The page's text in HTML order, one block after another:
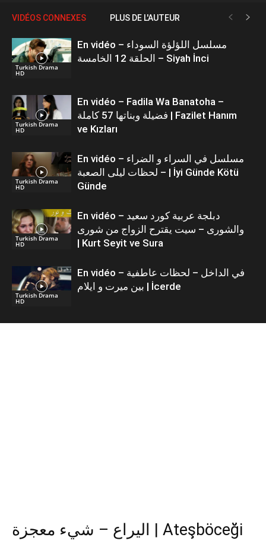
VIDÉOS CONNEXES PLUS DE L'AUTEUR
Turkish Drama
HD
En vidéo – مسلسل اللؤلؤة السوداء
الحلقة 12 الخامسة – Siyah İnci
Turkish Drama
HD
En vidéo – Fadila Wa Banatoha –
فضيلة وبناتها 57 كاملة | Fazilet Hanım
ve Kızları
Turkish Drama
HD
En vidéo – مسلسل في السراء و الضراء
– لحظات ليلى الصعبة | İyi Günde Kötü
Günde
Turkish Drama
HD
En vidéo – دبلجة عربية كورد سعيد
والشورى – سيت يقترح الزواج من شورى
| Kurt Seyit ve Sura
Turkish Drama
HD
En vidéo – في الداخل – لحظات عاطفية
بين ميرت و ايلام | İcerde
اليراع – شيء معجزة | Ateşböceği